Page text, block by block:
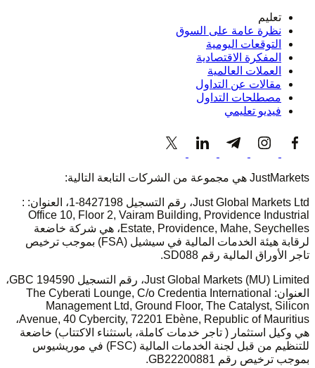
تعليم
نظرة عامة على السوق
التوقعات اليومية
المفكرة الاقتصادية
العملات العالمية
مقالات عن التداول
مصطلحات التداول
فيديو تعليمي
JustMarkets هي مجموعة من الشركات التابعة التالية:
Just Global Markets Ltd، رقم التسجيل 8427198-1، العنوان: :
Office 10, Floor 2, Vairam Building, Providence Industrial
Estate, Providence, Mahe, Seychelles، هي شركة خاضعة
لرقابة هيئة الخدمات المالية في سيشيل (FSA) بموجب ترخيص
تاجر الأوراق المالية رقم SD088.
Just Global Markets (MU) Limited، رقم التسجيل 194590 GBC،
العنوان: The Cyberati Lounge, C/o Credentia International
Management Ltd, Ground Floor, The Catalyst, Silicon
Avenue, 40 Cybercity, 72201 Ebène, Republic of Mauritius،
هي وكيل استثمار ( تاجر خدمات كاملة، باستثناء الاكتتاب) خاضعة
للتنظيم من قبل لجنة الخدمات المالية (FSC) في موريشيوس
بموجب ترخيص رقم GB22200881.